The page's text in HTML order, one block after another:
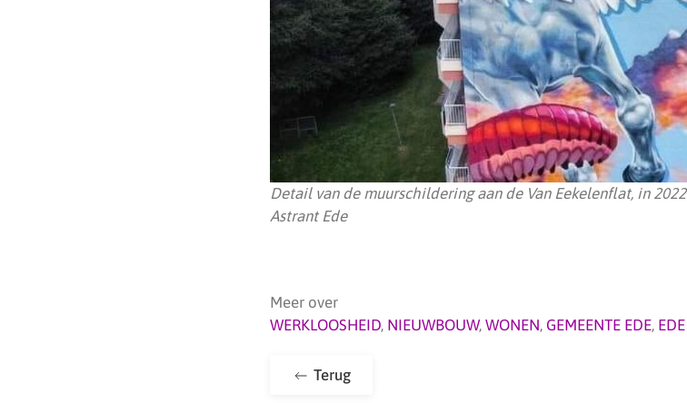
Detail van de muurschildering aan de Van Eekelenflat, in
Astrant Ede
Meer over
WERKLOOSHEID, NIEUWBOUW, WONEN, GEMEENTE EDE, EDE
Terug